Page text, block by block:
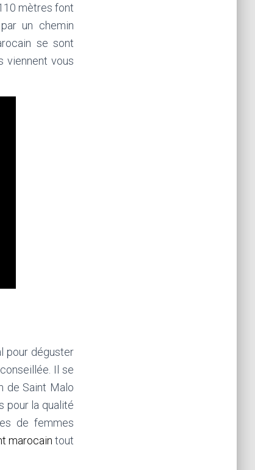
mètres font
un chemin
se sont
viennent vous
pour déguster
Il se
de Saint Malo
pour la qualité
de femmes
marocaintout